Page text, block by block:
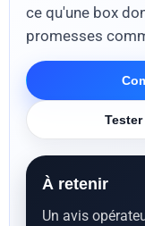
ce qu'une box
promesses
À retenir
Un avis